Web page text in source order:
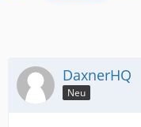
DaxnerHQ
Neu